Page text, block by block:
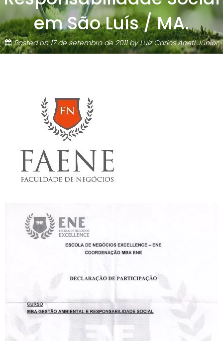
em São Luís / MA.
Posted on17 de setembro de 2011byLuiz Carlos Aceti Júnior